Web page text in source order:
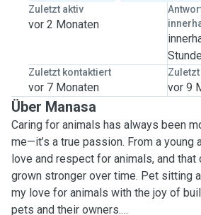
Zuletzt aktiv
vor 2 Monaten
Zuletzt kontaktiert
vor 7 Monaten vor 9
Über Manasa
Caring for animals has always been
me—it’s a true passion. From a young
love and respect for animals, and that
grown stronger over time. Pet sitting
my love for animals with the joy of
pets and their owners.